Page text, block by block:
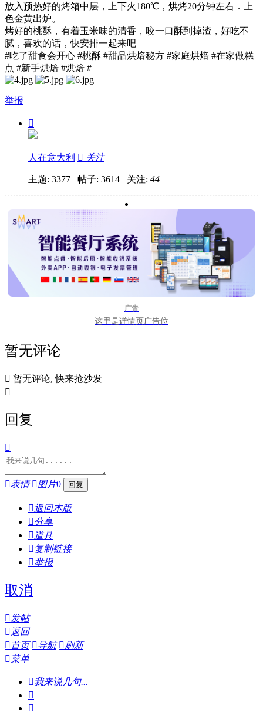
放入预热好的烤箱中层，上下火180℃，烘烤20分钟左右．上
色金黄出炉。
烤好的桃酥，有着玉米味的清香，咬一口酥到掉渣，好吃不
腻，喜欢的话，快安排一起来吧
#吃了甜食会开心 #桃酥 #甜品烘焙秘方 #家庭烘焙 #在家做糕
点 #新手烘焙 #烘焙 #
举报

人在意大利  关注
主题: 3377 帖子: 3614 关注: 44
广告
这里是详情页广告位
暂无评论
 暂无评论, 快来抢沙发

回复

表情 图片0
 返回本版
分享
 道具
 复制链接
举报
取消
发帖
 返回
 首页 导航 刷新
菜单
我来说几句...

